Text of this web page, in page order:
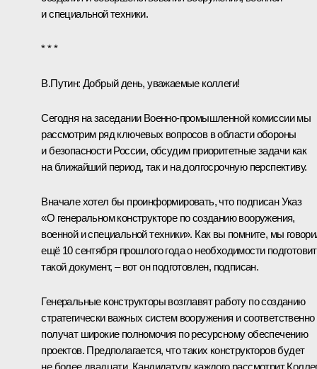
и специальной техники.
* * *
В.Путин: Добрый день, уважаемые коллеги!
Сегодня на заседании Военно-промышленной комиссии мы
рассмотрим ряд ключевых вопросов в области обороны
и безопасности России, обсудим приоритетные задачи как
на ближайший период, так и на долгосрочную перспективу.
Вначале хотел бы проинформировать, что подписан Указ
«О генеральном конструкторе по созданию вооружения,
военной и специальной техники». Как вы помните, мы
ещё 10 сентября прошлого года о необходимости
такой документ, – вот он подготовлен, подписан.
Генеральные конструкторы возглавят работу по созданию
стратегически важных систем вооружения и соответственно
получат широкие полномочия по ресурсному обеспечению
проектов. Предполагается, что таких конструкторов будет
не более двадцати. Кандидатуру каждого рассмотрит